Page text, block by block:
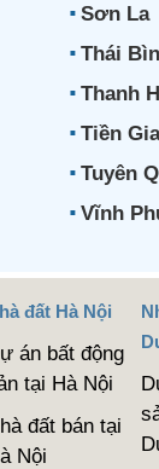
Sơn La
Thái
Thanh
Tiền
Tuyên
Vĩnh
đất Hà Nội
án bất động
tại Hà Nội
đất bán tại
Nội